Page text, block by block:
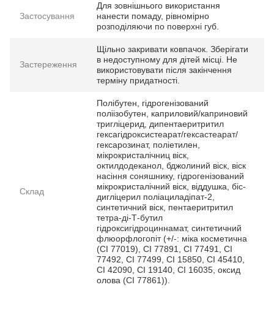
Застосування
Для зовнішнього використання
нанести помаду, рівномірно
розподіляючи по поверхні губ.
Застереження
Щільно закривати ковпачок. Зберігати
в недоступному для дітей місці. Не
використовувати після закінчення
терміну придатності.
Склад
Полібутен, гідрогенізований
поліізобутен, каприловий/каприновий
тригліцерид, дипентаеритритил
гексагідроксистеарат/гексастеарат/
гексарозинат, поліетилен,
мікрокристалічниц віск,
октилдодеканол, бджолиний віск, віск
насіння соняшнику, гідрогенізований
мікрокристалічний віск, віддушка, біс-
дигліцерил поліациладіпат-2,
синтетичний віск, пентаеритритил
тетра-ді-Т-бутил
гідроксигідроциннамат, синтетичний
флюорфлогопіт (+/-: міка косметична
(CI 77019), CI 77891, CI 77491, CI
77492, CI 77499, CI 15850, CI 45410,
CI 42090, CI 19140, CI 16035, оксид
олова (CI 77861)).